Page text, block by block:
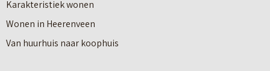
Karakteristiek wonen
Wonen in Heerenveen
Van huurhuis naar koophuis